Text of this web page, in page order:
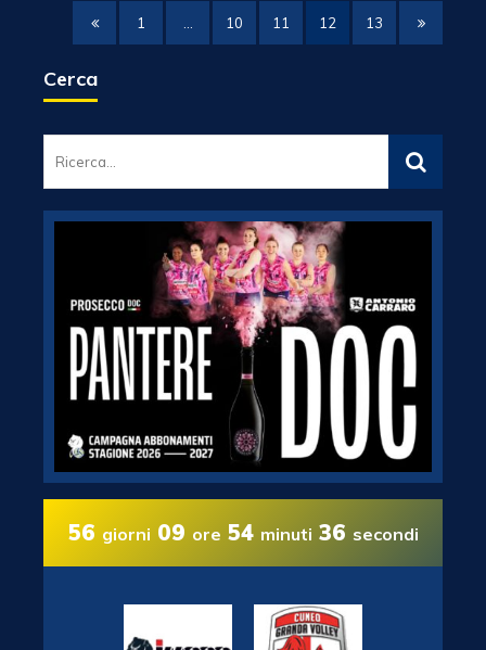
1 10 11 12 13
Cerca
56 giorni 09 ore 54 minuti 36 secondi